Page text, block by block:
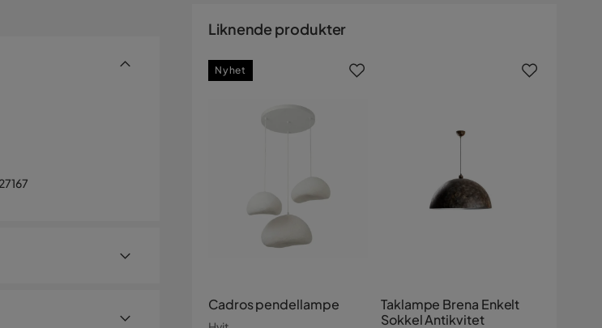
Liknende produkter
Cadros pendellampe
Nyhet
Taklampe Brena Enkelt
Sokkel Antikvitet